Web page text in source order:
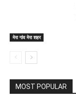
मेरा गांव मेरा शहर
MOST POPULAR